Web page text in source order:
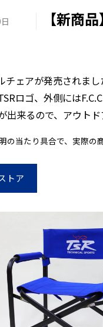
【新商
チェアが発売されまし
ロゴ、外側には
出来るので、アウト
の当たり具合で、実際の
トア